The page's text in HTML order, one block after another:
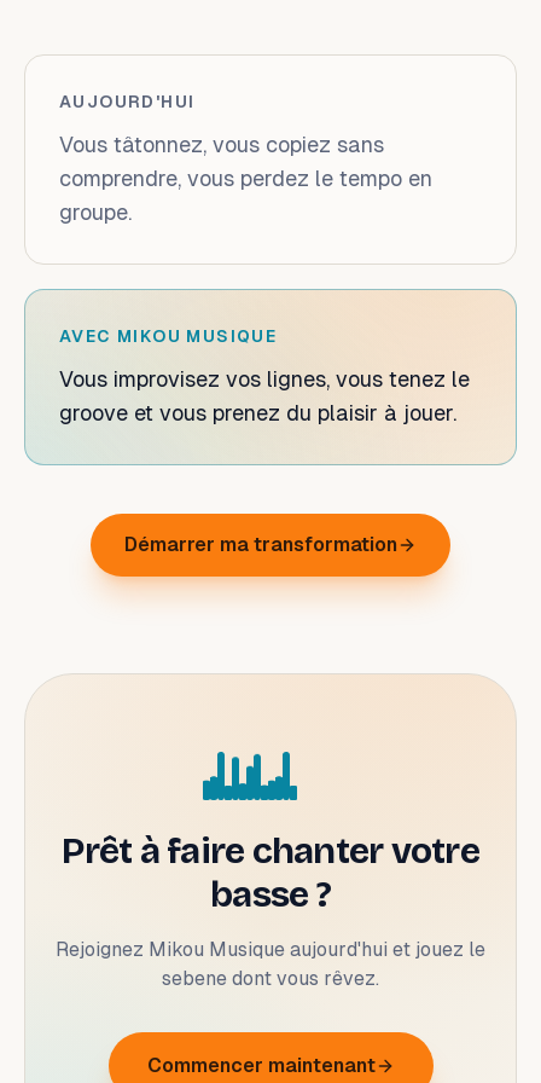
AUJOURD'HUI
Vous tâtonnez, vous copiez sans
comprendre, vous perdez le tempo en
groupe.
AVEC MIKOU MUSIQUE
Vous improvisez vos lignes, vous tenez le
groove et vous prenez du plaisir à jouer.
Démarrer ma transformation
Prêt à faire chanter votre
basse ?
Rejoignez Mikou Musique aujourd'hui et jouez le
sebene dont vous rêvez.
Commencer maintenant